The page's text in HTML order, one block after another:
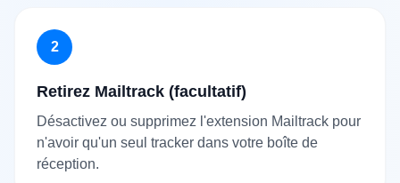
2
Retirez Mailtrack (facultatif)
Désactivez ou supprimez l'extension Mailtrack pour
n'avoir qu'un seul tracker dans votre boîte de
réception.